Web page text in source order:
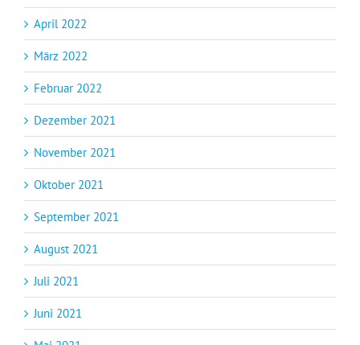
April 2022
März 2022
Februar 2022
Dezember 2021
November 2021
Oktober 2021
September 2021
August 2021
Juli 2021
Juni 2021